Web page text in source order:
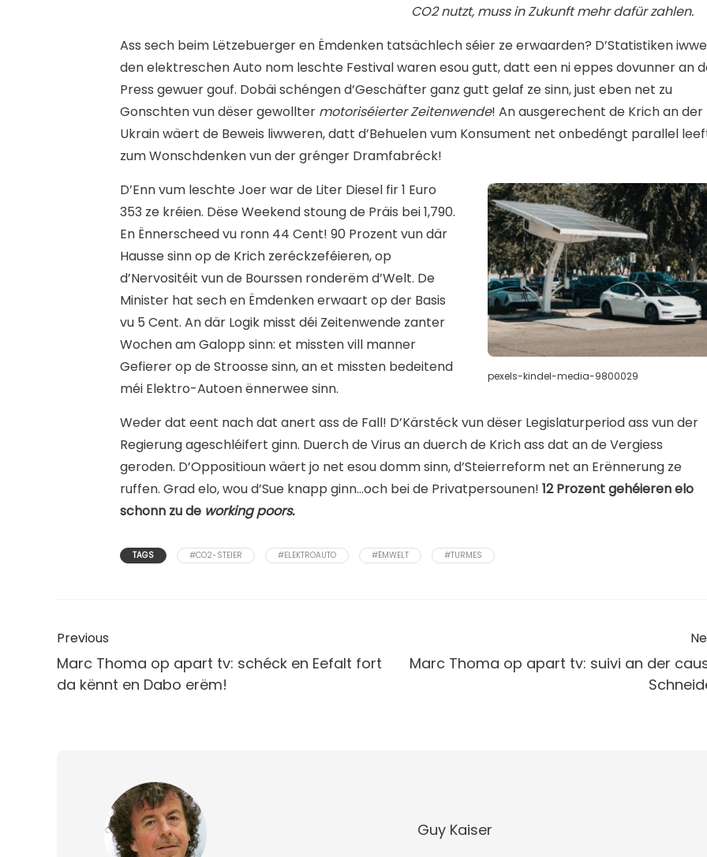
CO2 nutzt, muss in Zukunft mehr dafür zahlen.
Ass sech beim Lëtzebuerger en Ëmdenken tatsächlech séier ze erwaarden? D’Statistiken
den elektreschen Auto nom leschte Festival waren esou gutt, datt een ni eppes dovunner an
Press gewuer gouf. Dobäi schéngen d’Geschäfter ganz gutt gelaf ze sinn, just eben net zu
Gonschten vun dëser gewollter motoriséierter Zeitenwende! An ausgerechent de Krich an der
Ukrain wäert de Beweis liwweren, datt d’Behuelen vum Konsument net onbedéngt parallel
zum Wonschdenken vun der grénger Dramfabréck!
pexels-kindel-media-9800029
D’Enn vum leschte Joer war de Liter Diesel fir 1 Euro
353 ze kréien. Dëse Weekend stoung de Präis bei 1,790.
En Ënnerscheed vu ronn 44 Cent! 90 Prozent vun där
Hausse sinn op de Krich zeréckzeféieren, op
d’Nervositéit vun de Bourssen ronderëm d’Welt. De
Minister hat sech en Ëmdenken erwaart op der Basis
vu 5 Cent. An där Logik misst déi Zeitenwende zanter
Wochen am Galopp sinn: et missten vill manner
Gefierer op de Stroosse sinn, an et missten bedeitend
méi Elektro-Autoen ënnerwee sinn.
Weder dat eent nach dat anert ass de Fall! D’Kärstéck vun dëser Legislaturperiod ass vun der
Regierung ageschléifert ginn. Duerch de Virus an duerch de Krich ass dat an de Vergiess
geroden. D’Oppositioun wäert jo net esou domm sinn, d’Steierreform net an Erënnerung ze
ruffen. Grad elo, wou d’Sue knapp ginn…och bei de Privatpersounen! 12 Prozent gehéieren elo
schonn zu de working poors.
TAGS #CO2-STEIER #ELEKTROAUTO #ËMWELT #TURMES
Previous
Marc Thoma op apart tv: schéck en Eefalt fort
da kënnt en Dabo erëm!
Marc Thoma op apart tv: suivi an der
Guy Kaiser